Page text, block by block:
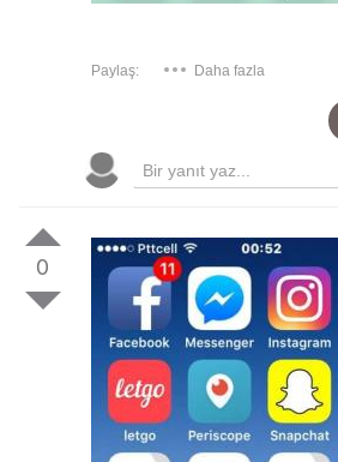
Paylaş: Daha fazla
0